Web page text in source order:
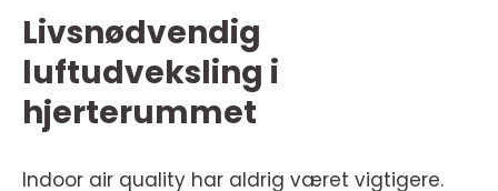
Livsnødvendig
luftudveksling i
hjerterummet
Indoor air quality har aldrig været vigtigere.